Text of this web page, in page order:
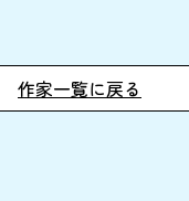
作家一覧に戻る